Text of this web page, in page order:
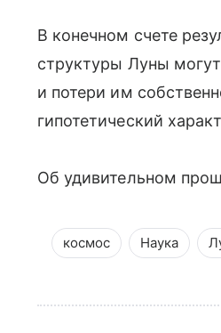
В конечном счете
структуры Луны
и потери им
гипотетический
Об удивительном
космос Наука